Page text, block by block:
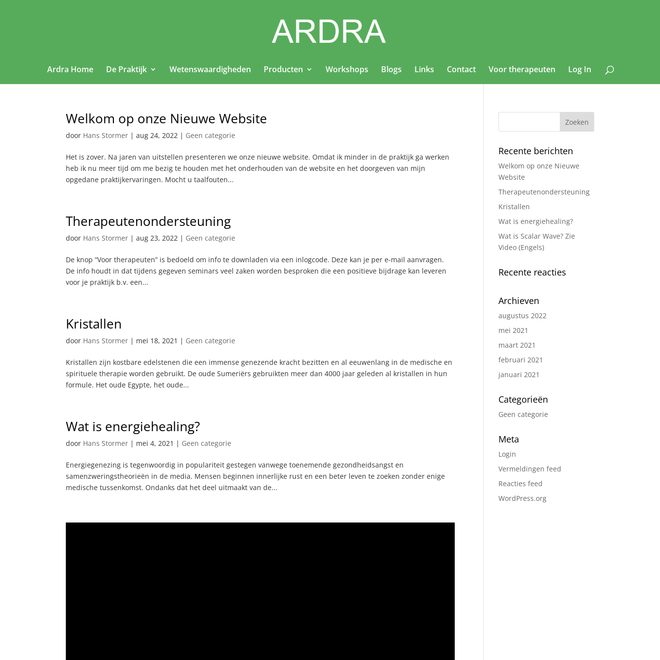
Ardra Home De Praktijk Wetenswaardigheden Producten Workshops Blogs Links Contact Voor therapeuten Log In
Welkom op onze Nieuwe Website
door Hans Stormer |aug 24, 2022 | Geen categorie
Het is zover. Na jaren van uitstellen presenteren we onze nieuwe website. Omdat ik minder in de praktijk ga werken
heb ik nu meer tijd om me bezig te houden met het onderhouden van de website en het doorgeven van mijn
opgedane praktijkervaringen. Mocht u taalfouten...
Therapeutenondersteuning
door Hans Stormer |aug 23, 2022 | Geen categorie
De knop “Voor therapeuten” is bedoeld om info te downladen via een inlogcode. Deze kan je per e-mail aanvragen.
De info houdt in dat tijdens gegeven seminars veel zaken worden besproken die een positieve bijdrage kan leveren
voor je praktijk b.v. een...
Kristallen
door Hans Stormer | mei 18, 2021 | Geen categorie
Kristallen zijn kostbare edelstenen die een immense genezende kracht bezitten en al eeuwenlang in de medische en
spirituele therapie worden gebruikt. De oude Sumeriërs gebruikten meer dan 4000 jaar geleden al kristallen in hun
formule. Het oude Egypte, het oude...
Wat is energiehealing?
door Hans Stormer | mei 4, 2021 | Geen categorie
Energiegenezing is tegenwoordig in populariteit gestegen vanwege toenemende gezondheidsangst en
samenzweringstheorieën in de media. Mensen beginnen innerlijke rust en een beter leven te zoeken zonder enige
medische tussenkomst. Ondanks dat het deel uitmaakt van de...
Recente berichten
Welkom op onze Nieuwe
Website
Therapeutenondersteuning
Kristallen
Wat is energiehealing?
Wat is Scalar Wave? Zie
Video (Engels)
Recente reacties
Archieven
augustus 2022
mei 2021
maart 2021
februari 2021
januari 2021
Categorieën
Geen categorie
Meta
Login
Vermeldingen feed
Reacties feed
WordPress.org